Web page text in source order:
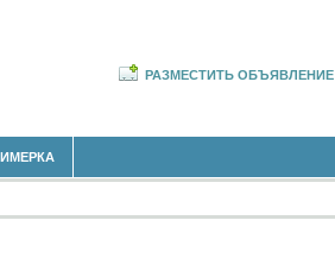
РАЗМЕСТИТЬ ОБЪЯВЛЕНИЕ